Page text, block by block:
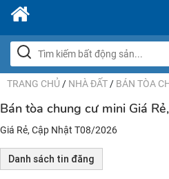
TRANG CHỦ / NHÀ ĐẤT / BÁN TÒA
Bán tòa chung cư mini Giá
Giá Rẻ, Cập Nhật T08/2026
Danh sách tin đăng